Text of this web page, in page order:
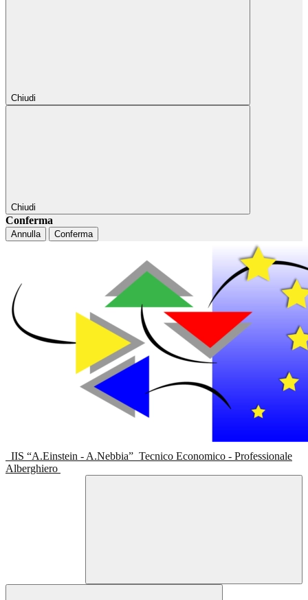
Chiudi
Chiudi
Conferma
Annulla Conferma
IIS “A.Einstein - A.Nebbia” Tecnico Economico - Professionale
Alberghiero